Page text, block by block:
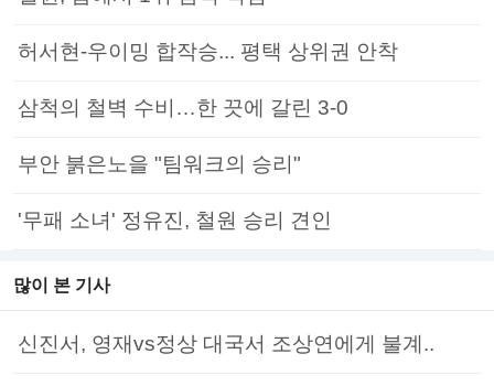
허서현-우이밍 합작승... 평택 상위권 안착
삼척의 철벽 수비…한 끗에 갈린 3-0
부안 붉은노을 "팀워크의 승리"
'무패 소녀' 정유진, 철원 승리 견인
많이 본 기사
신진서, 영재vs정상 대국서 조상연에게 불계..